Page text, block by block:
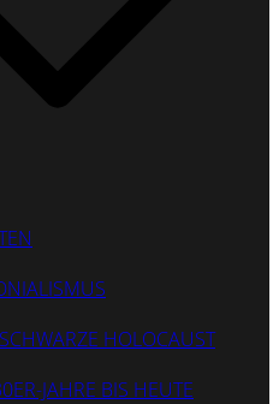
HOLOCAUST
JAHRE BIS HEUTE